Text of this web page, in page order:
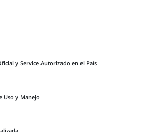
y Service Autorizado en el País
Uso y Manejo